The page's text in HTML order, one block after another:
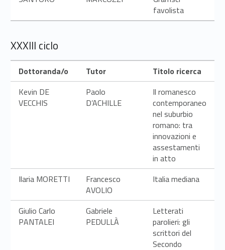
favolista
XXXIII ciclo
Dottoranda/o Tutor
Titolo ricerca
Kevin DE
VECCHIS
Paolo
D’ACHILLE
Il romanesco
contemporaneo
nel suburbio
romano: tra
innovazioni e
assestamenti
in atto
Ilaria MORETTI
Francesco
AVOLIO
Italia mediana
Giulio Carlo
PANTALEI
Gabriele
PEDULLÀ
Letterati
parolieri: gli
scrittori del
Secondo